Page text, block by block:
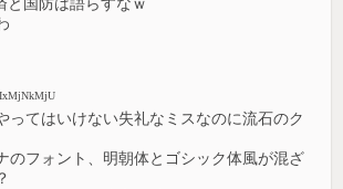
と国防は語らすなｗ
ってはいけない失礼なミスなのに流石のク
のフォント、明朝体とゴシック体風が混ざ